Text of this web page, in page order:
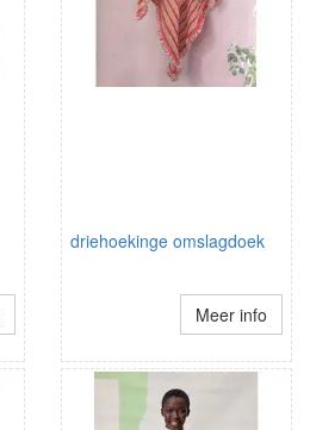
driehoekinge omslagdoek
Meer info